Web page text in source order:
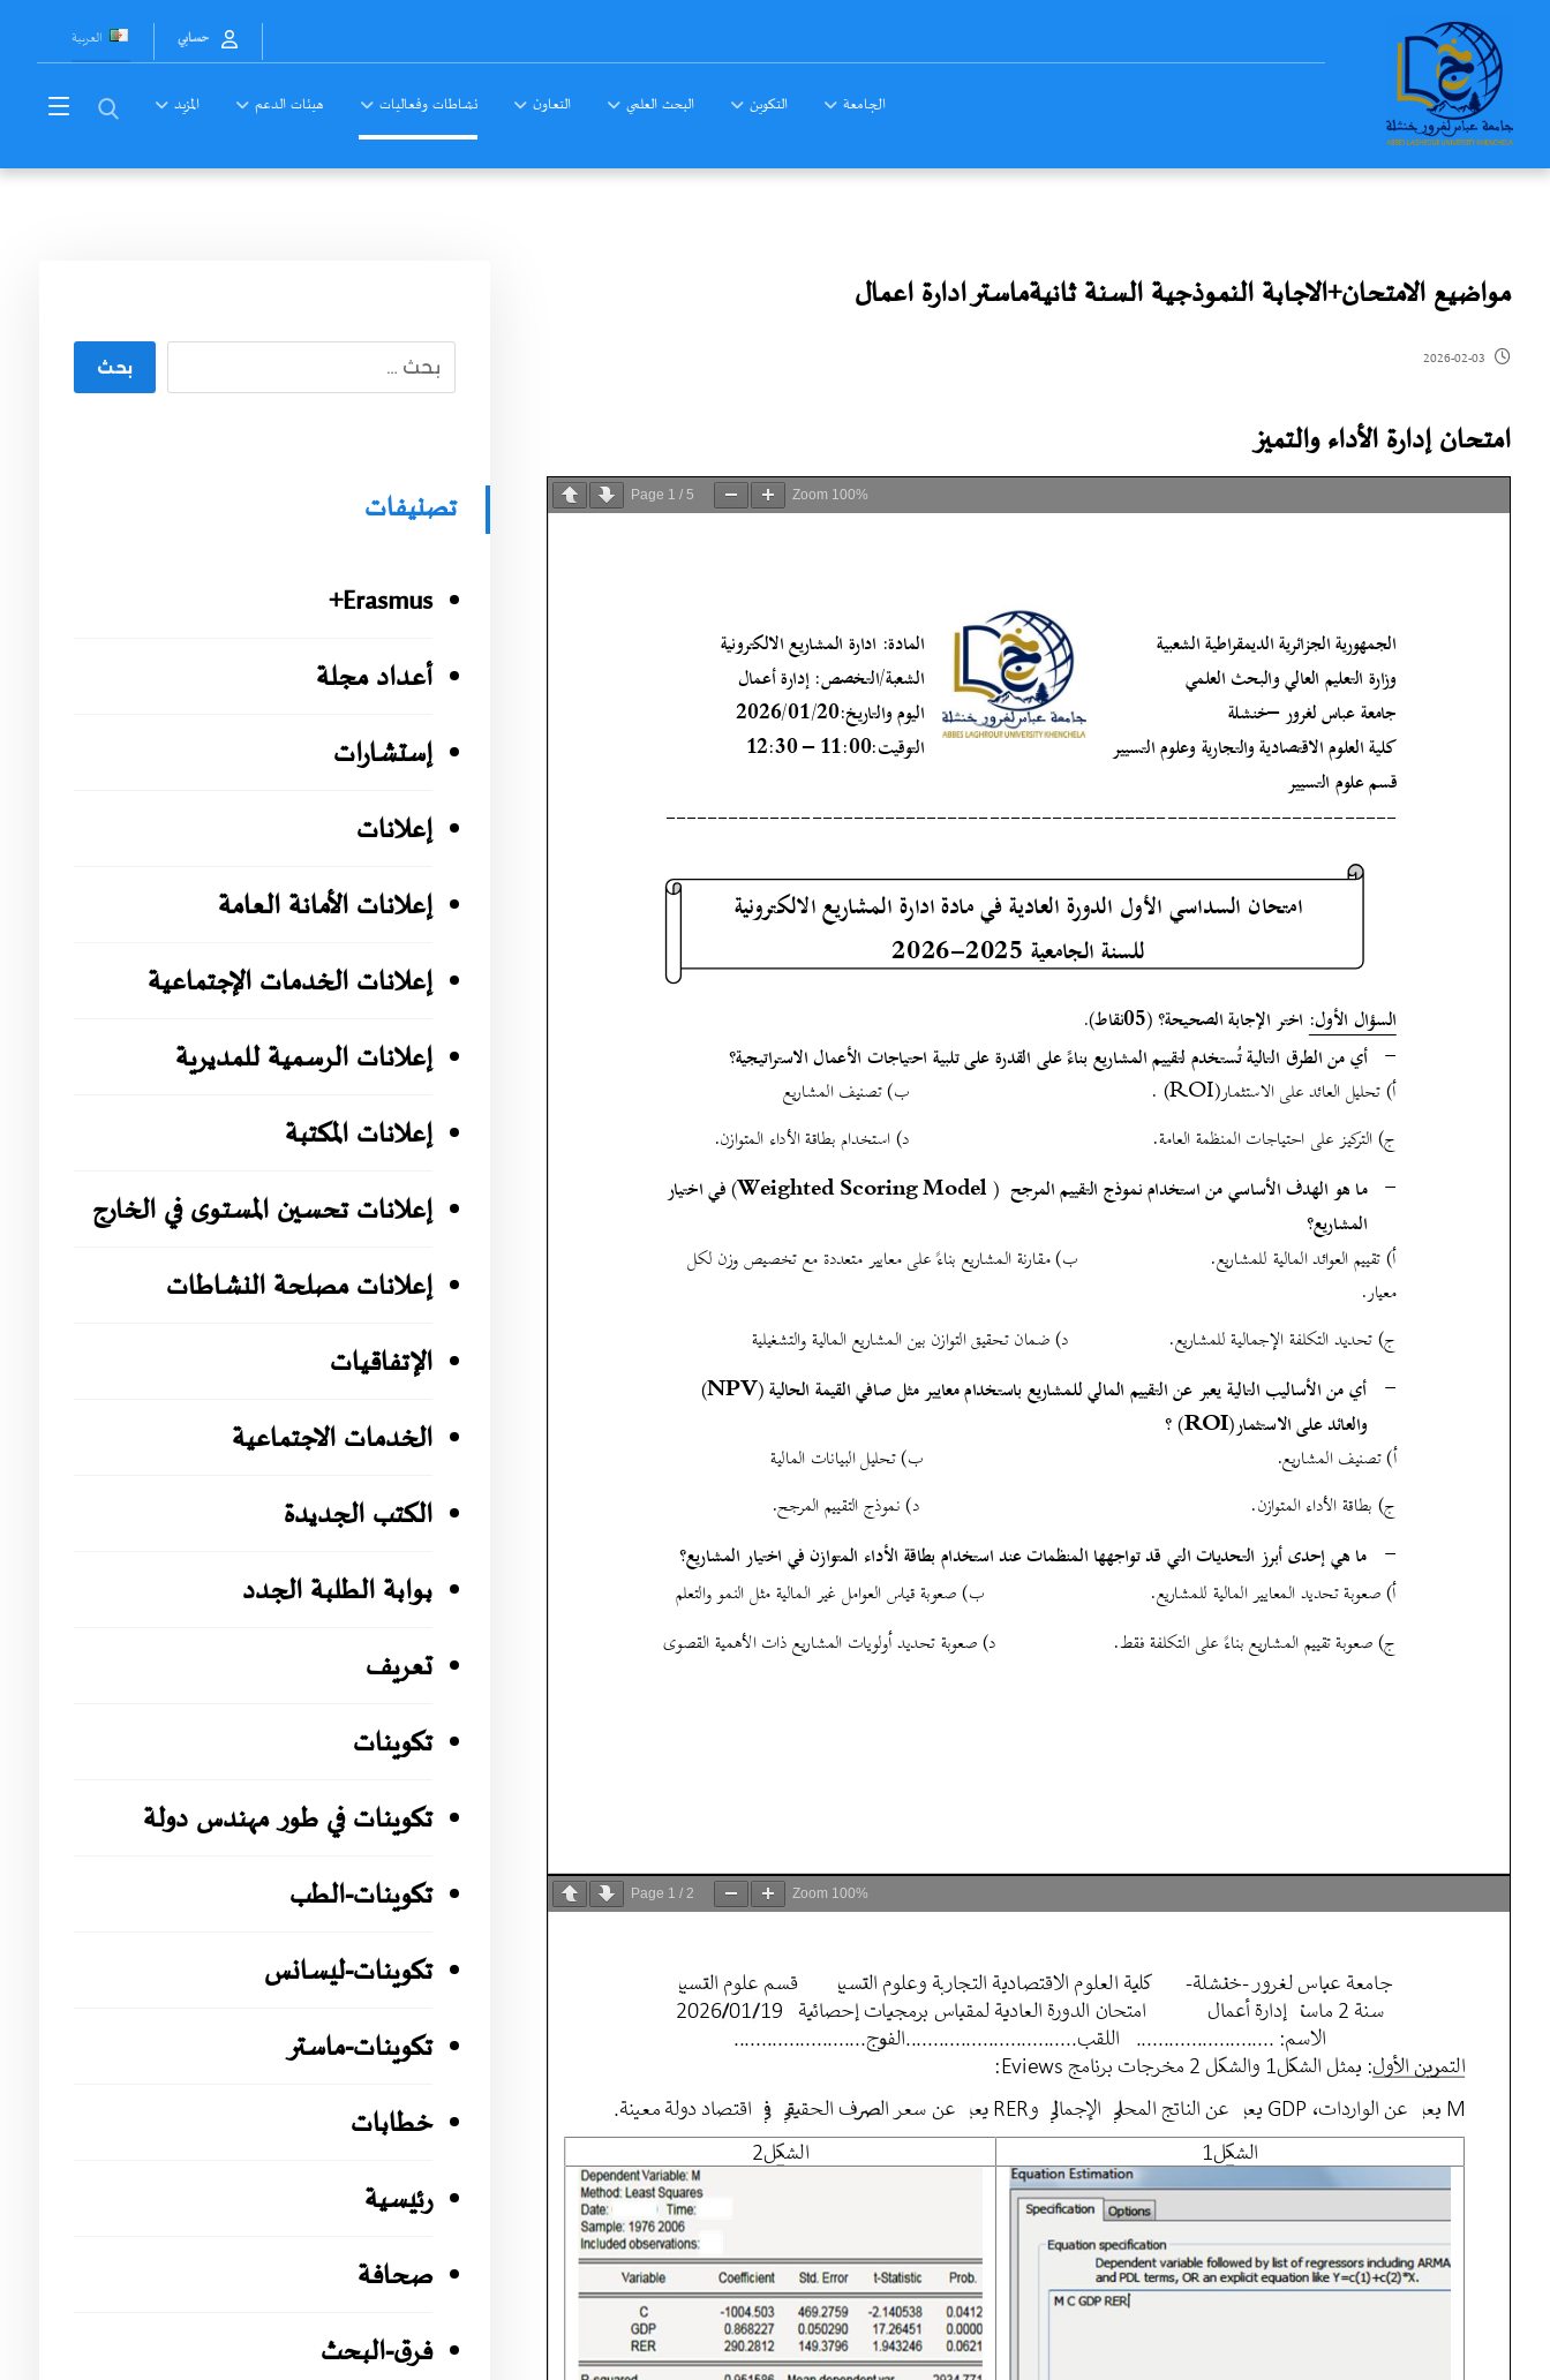
العربية حسابي
الجامعة التكوين البحث العلمي التعاون نشاطات وفعاليات هيئات الدعم المزيد
مواضيع الامتحان+الاجابة النموذجية السنة ثانيةماستر ادارة اعمال
2026-02-03
امتحان إدارة الأداء والتميز
Page 1 /5 Zoom 100%
Page 1 / 2 Zoom 100%
بحث
تصنيفات
Erasmus+
أعداد مجلة
إستشارات
إعلانات
إعلانات الأمانة العامة
إعلانات الخدمات الإجتماعية
إعلانات الرسمية للمديرية
إعلانات المكتبة
إعلانات تحسين المستوى في الخارج
إعلانات مصلحة النشاطات
الإتفاقيات
الخدمات الاجتماعية
الكتب الجديدة
بوابة الطلبة الجدد
تعريف
تكوينات
تكوينات في طور مهندس دولة
تكوينات-الطب
تكوينات-ليسانس
تكوينات-ماستر
خطابات
رئيسية
صحافة
فرق-البحث